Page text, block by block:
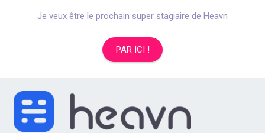
Je veux être le prochain super stagiaire de Heavn
PAR ICI !